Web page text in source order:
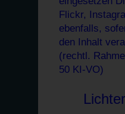
Flickr,
ebenfalls,
den Inhalt
(rechtl.
50 KI-VO)